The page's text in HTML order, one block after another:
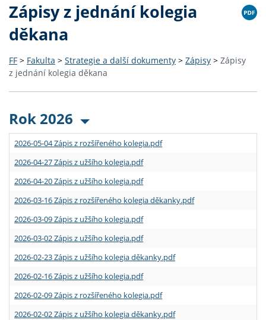
Zápisy z jednání kolegia
děkana
FF > Fakulta > Strategie a další dokumenty > Zápisy > Zápisy
z jednání kolegia děkana
Rok 2026
2026-05-04 Zápis z rozšířeného kolegia.pdf
2026-04-27 Zápis z užšího kolegia.pdf
2026-04-20 Zápis z užšího kolegia.pdf
2026-03-16 Zápis z rozšířeného kolegia děkanky.pdf
2026-03-09 Zápis z užšího kolegia.pdf
2026-03-02 Zápis z užšího kolegia.pdf
2026-02-23 Zápis z užšího kolegia děkanky.pdf
2026-02-16 Zápis z užšího kolegia.pdf
2026-02-09 Zápis z rozšířeného kolegia.pdf
2026-02-02 Zápis z užšího kolegia děkanky.pdf